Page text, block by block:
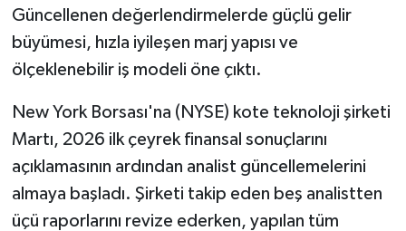
Güncellenen değerlendirmelerde güçlü gelir
büyümesi, hızla iyileşen marj yapısı ve
ölçeklenebilir iş modeli öne çıktı.
New York Borsası'na (NYSE) kote teknoloji şirketi
Martı, 2026 ilk çeyrek finansal sonuçlarını
açıklamasının ardından analist güncellemelerini
almaya başladı. Şirketi takip eden beş analistten
üçü raporlarını revize ederken, yapılan tüm